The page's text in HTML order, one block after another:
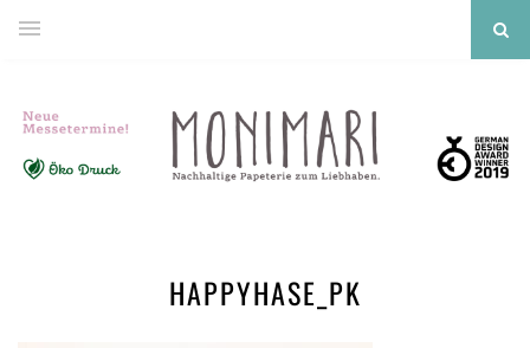
HAPPYHASE_PK